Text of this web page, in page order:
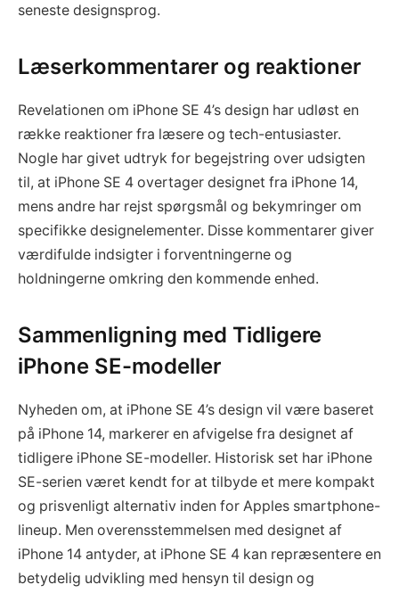
seneste designsprog.
Læserkommentarer og reaktioner
Revelationen om iPhone SE 4’s design har udløst en
række reaktioner fra læsere og tech-entusiaster.
Nogle har givet udtryk for begejstring over udsigten
til, at iPhone SE 4 overtager designet fra iPhone 14,
mens andre har rejst spørgsmål og bekymringer om
specifikke designelementer. Disse kommentarer giver
værdifulde indsigter i forventningerne og
holdningerne omkring den kommende enhed.
Sammenligning med Tidligere
iPhone SE-modeller
Nyheden om, at iPhone SE 4’s design vil være baseret
på iPhone 14, markerer en afvigelse fra designet af
tidligere iPhone SE-modeller. Historisk set har iPhone
SE-serien været kendt for at tilbyde et mere kompakt
og prisvenligt alternativ inden for Apples smartphone-
lineup. Men overensstemmelsen med designet af
iPhone 14 antyder, at iPhone SE 4 kan repræsentere en
betydelig udvikling med hensyn til design og